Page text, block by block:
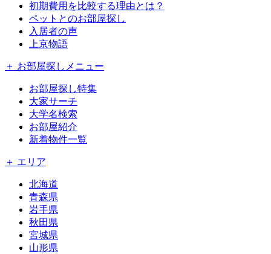
初期費用を比較する理由とは？
ペットとのお部屋探し
入居者の声
上京物語
＋ お部屋探しメニュー
お部屋探し特集
大家サーチ
大学名検索
お部屋紹介
新着物件一覧
＋ エリア
北海道
青森県
岩手県
秋田県
宮城県
山形県